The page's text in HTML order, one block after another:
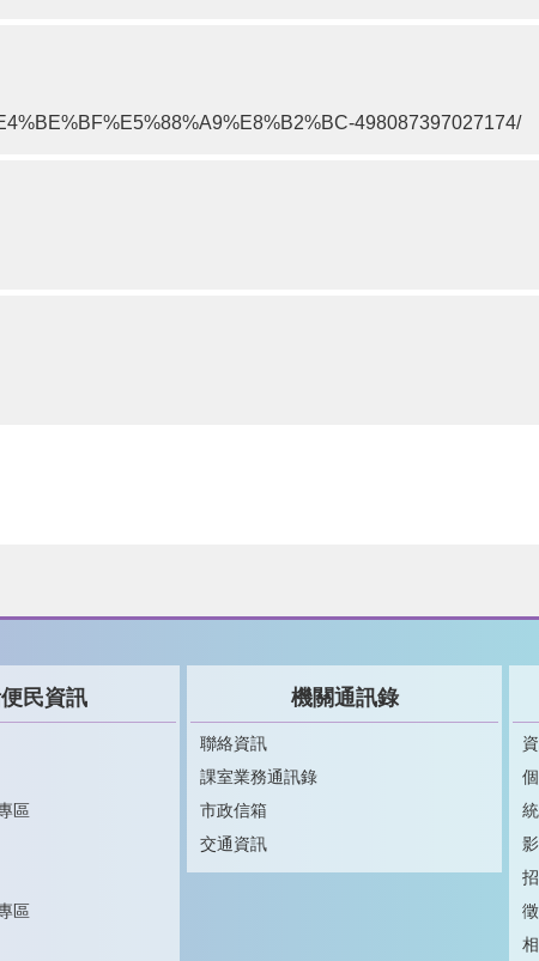
498087397027174/
民資訊
區
區
機關通訊錄
聯絡資訊
課室業務通訊錄
市政信箱
交通資訊